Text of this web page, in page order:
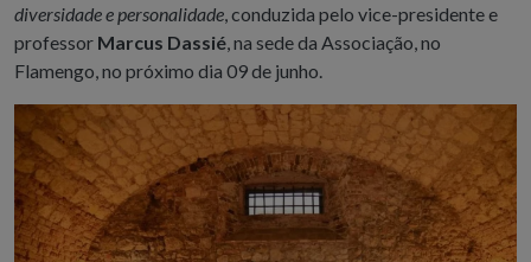
diversidade e personalidade , conduzida pelo vice-presidente e
professor Marcus Dassié , na sede da Associação, no
Flamengo, no próximo dia 09 de junho.